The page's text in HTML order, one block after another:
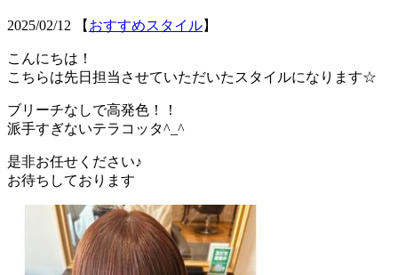
2025/02/12 【 おすすめスタイル】
こんにちは！
こちらは先日担当させていただいたスタイルになります☆
ブリーチなしで高発色！！
派手すぎないテラコッタ^_^
是非お任せください♪
お待ちしております